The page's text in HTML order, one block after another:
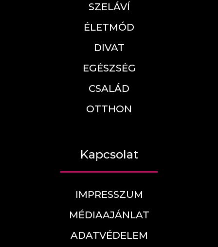
SZELÁVÍ
ÉLETMÓD
DIVAT
EGÉSZSÉG
CSALÁD
OTTHON
Kapcsolat
IMPRESSZUM
MÉDIAAJÁNLAT
ADATVÉDELEM